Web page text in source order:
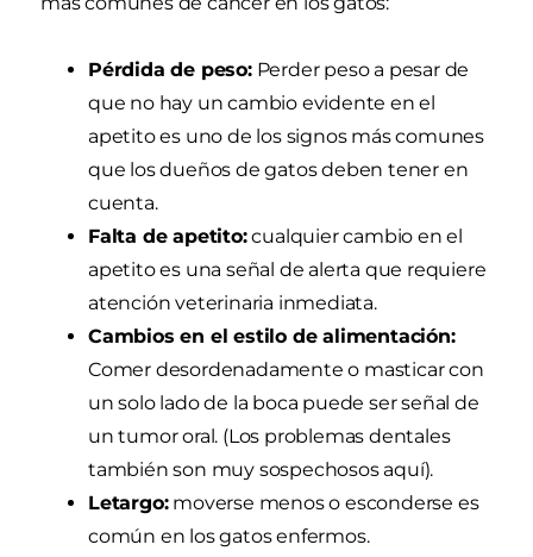
Pérdida de peso:Perder peso a pesar de
que no hay un cambio evidente en el
apetito es uno de los signos más comunes
que los dueños de gatos deben tener en
cuenta.
Falta de apetito:cualquier cambio en el
apetito es una señal de alerta que requiere
atención veterinaria inmediata.
Cambios en el estilo de alimentación:
Comer desordenadamente o masticar con
un solo lado de la boca puede ser señal de
un tumor oral. (Los problemas dentales
también son muy sospechosos aquí).
Letargo:moverse menos o esconderse es
común en los gatos enfermos.